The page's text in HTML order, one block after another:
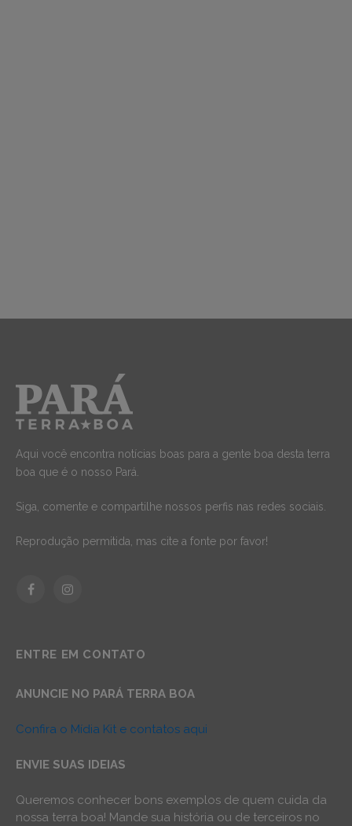
Aqui você encontra notícias boas para a gente boa desta terra
boa que é o nosso Pará.
Siga, comente e compartilhe nossos perfis nas redes sociais.
Reprodução permitida, mas cite a fonte por favor!
FacebookInstagram
ENTRE EM CONTATO
ANUNCIE NO PARÁ TERRA BOA
Confira o Mídia Kit e contatos aqui
ENVIE SUAS IDEIAS
Queremos conhecer bons exemplos de quem cuida da
nossa terra boa! Mande sua história ou de terceiros no